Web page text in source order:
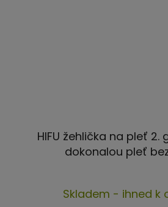
HIFU žehlička na pleť 2.
dokonalou pleť
Skladem - ihned k